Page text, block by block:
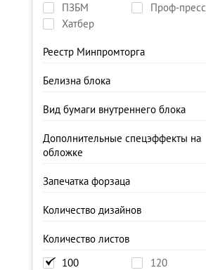
ПЗБМ
Проф-пресс
Хатбер
Реестр Минпромторга
Белизна блока
Вид бумаги внутреннего блока
Дополнительные спецэффекты на
обложке
Запечатка форзаца
Количество дизайнов
Количество листов
100
120